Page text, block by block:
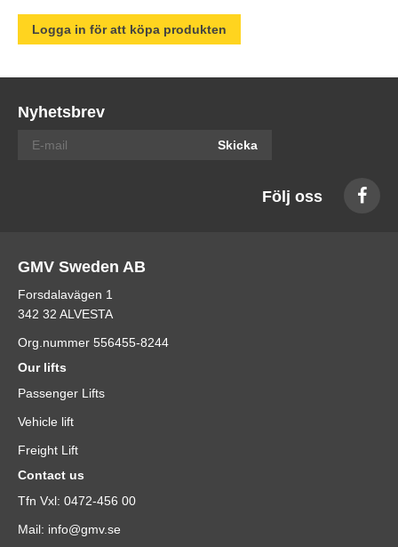
Logga in för att köpa produkten
Nyhetsbrev
Skicka
Följ oss
GMV Sweden AB
Forsdalavägen 1
342 32 ALVESTA
Org.nummer 556455-8244
Our lifts
Passenger Lifts
Vehicle lift
Freight Lift
Contact us
Tfn Vxl: 0472-456 00
Mail: info@gmv.se